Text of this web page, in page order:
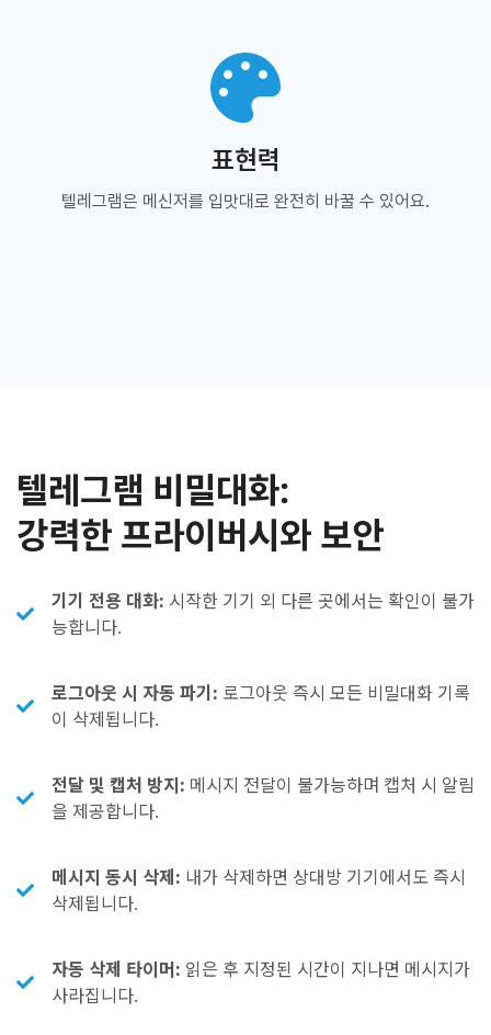
표현력
텔레그램은 메신저를 입맛대로 완전히 바꿀 수 있어요.
텔레그램 비밀대화:
강력한 프라이버시와 보안
기기 전용 대화: 시작한 기기 외 다른 곳에서는 확인이 불가
능합니다.
로그아웃 시 자동 파기: 로그아웃 즉시 모든 비밀대화 기록
이 삭제됩니다.
전달 및 캡처 방지: 메시지 전달이 불가능하며 캡처 시 알림
을 제공합니다.
메시지 동시 삭제: 내가 삭제하면 상대방 기기에서도 즉시
삭제됩니다.
자동 삭제 타이머: 읽은 후 지정된 시간이 지나면 메시지가
사라집니다.